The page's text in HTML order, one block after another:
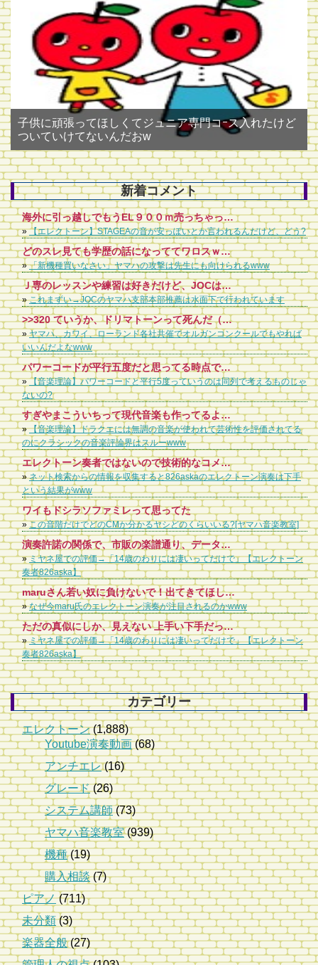
子供に頑張ってほしくてジュニア専門コｰス入れたけど
ついていけてないんだおw
新着コメント
海外に引っ越しでもうEL９００ｍ売っちゃったけど、ちょっと後悔してます。ステージア音が薄っぺらい軽いというか。ＥＬのほうが深みがあって好きでした。
»【エレクトーン】STAGEAの音が安っぽいとか言われるんだけど、どう?
どのスレ見ても学歴の話になっててワロスｗｗｗ ヤマハの講師ってコンプレックス抱えてるんやなあ
»「新機種買いなさい」ヤマハの攻撃は先生にも向けられるwww
Ｊ専のレッスンや練習は好きだけど、JOCは嫌いというお子さん多いみたいですね。 JOCをどう考えるかは、何のためにレッスンをしているのかという目的にもよります。 クラシックやPOPSなど、人の作ったものを弾いて楽しみたいだけなのか、何とか、ピアノや音楽で食べていきたいと思うのか、弾ける人を育てたいと思うのか、まあ、目的はいろいろありますね。 PTNAやショパンコンクールなど、有名なコンクールはいろいろありますが、どれも、人の作った曲をいかに再現できるかという世界のものです。頂点に上り詰めても、それだけで食べていくのは極めて難しい。なぜなら、有名なピアニストのCDを買ってくれば、絶対にそれを超えることはないってことになってるんです。頂点まで行けなければ、せいぜい子供たちを集めてピアノ教室をやるくらいです。 YAMAHAは早くからそこに気づいて、JOCや嬬恋のポプコンなど、演奏できると同時に作る、つまりオリジナリティーを発揮できる場を大切にしてきたんだと思います。ポプコンは、井上陽水さんや中島みゆさんが入賞して今に至ってるってことで有名です。 レッスンをしてせっかくピアノが弾けるんだから、適当でもいい、セオリーなんか無視してもいい、褒められる曲でなくてもいい、作る喜びを子供たちに味合わせて、楽しんでもらえるように親や先生が導いていければと思います。 バンド活動を始めて、ピアノは弾けないけれどギターを練習して何とか音楽をやっている人から見れば、ピアノで両手を使って、シャープやフラットが3つも4つもある譜面を弾けるなんて、羨ましい以外の何物でもないんですから。 JOCで人前で披露する前提で考えるから、練習してるクラシック曲と同じようなレベルにしないととか考えるけど、グダグダな曲でも、和音が変な曲でも全然OKです。JAZZなんて不協和音の塊ですよ。子供が感性で作ったものを大事にしてあげてください。そこから、もしかしたら、新しいものが生まれてくるかもしれません。
»これまずい→JOCのヤマハ支部本部推薦は水面下で行われています
>>320 ていうか、ドリマトーンって死んだ（販売終了した）んだろ
»ヤマハ、カワイ、ローランド各社共催でオルガンコンクールでもやれば
いいんだよなwww
パワーコードが平行五度だと思ってる時点で…
»【音楽理論】パワーコードと平行5度っていうのは同列で考えるものじゃ
ないの?
すぎやまこういちって現代音楽も作ってるよ。オーディオ交響曲とか
»【音楽理論】ドラクエには無調の音楽が使われて芸術性を評価されてる
のにクラシックの音楽評論界はスルーwww
エレクトーン奏者ではないので技術的なコメントはできませんが、Yahoo知恵袋などでこき下ろす質問とか見てると吐き気がしてきます。 少なくとも動画は見ててスゴいとは思えても下手とは感じませんし、どこか足らないとか至らない点も特になく、技術的に彼女より上だと言うなら動画持参で、どこがどう自分が彼女よりスゴいのかコメントして欲しいところですね。
»ネット検索からの情報を収集すると826askaのエレクトーン演奏は下手
という結果がwww
ワイもドシラソファミレって思ってた
»この音階だけでどのCMか分かるヤシどのくらいいる?[ヤマハ音楽教室]
演奏許諾の関係で、市販の楽譜通り、データを使っての演奏をしているのでは。 自作のレジストで演奏するには、JASRACの許諾が必要で、面倒。 EFの演奏許諾も大概面倒。海外とか特に。 ヤマハに許諾の部署作ってほしい。
»ミヤネ屋での評価→「14歳のわりには凄いってだけで」【エレクトーン
奏者826aska】
maruさん若い奴に負けないで！出てきてほしい！そして感動を与えてください！あなたの演奏が一番！
»なぜ今maru氏のエレクトーン演奏が注目されるのかwww
ただの真似にしか、見えない 上手い下手だったら上手い人沢山いる だから、これから余り伸び代ないかな。
»ミヤネ屋での評価→「14歳のわりには凄いってだけで」【エレクトーン
奏者826aska】
カテゴリー
エレクトーン(1,888)
Youtube演奏動画(68)
アンチエレ(16)
グレード(26)
システム講師(73)
ヤマハ音楽教室(939)
機種(19)
購入相談(7)
ピアノ(711)
未分類(3)
楽器全般(27)